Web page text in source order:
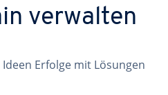
verwalten
Erfolge mit Lösungen